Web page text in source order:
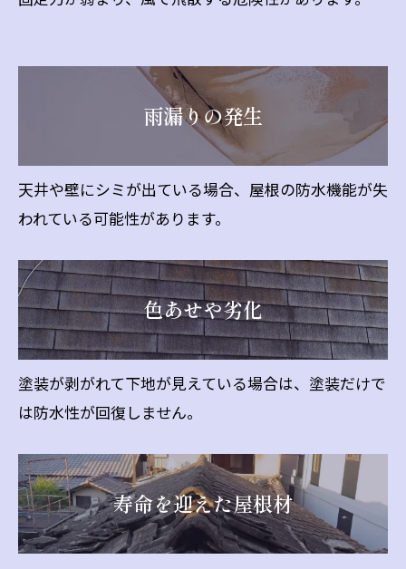
雨漏りの発生
天井や壁にシミが出ている場合、屋根の防水機能が失
われている可能性があります。
色あせや劣化
塗装が剥がれて下地が見えている場合は、塗装だけで
は防水性が回復しません。
寿命を迎えた屋根材